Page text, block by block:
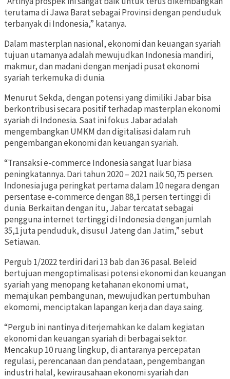
terutama di Jawa Barat sebagai Provinsi dengan penduduk
terbanyak di Indonesia,” katanya.
Dalam masterplan nasional, ekonomi dan keuangan syariah
tujuan utamanya adalah mewujudkan Indonesia mandiri,
makmur, dan madani dengan menjadi pusat ekonomi
syariah terkemuka di dunia.
Menurut Sekda, dengan potensi yang dimiliki Jabar bisa
berkontribusi secara positif terhadap masterplan ekonomi
syariah di Indonesia. Saat ini fokus Jabar adalah
mengembangkan UMKM dan digitalisasi dalam ruh
pengembangan ekonomi dan keuangan syariah.
“Transaksi e-commerce Indonesia sangat luar biasa
peningkatannya. Dari tahun 2020 – 2021 naik 50,75 persen.
Indonesia juga peringkat pertama dalam 10 negara dengan
persentase e-commerce dengan 88,1 persen tertinggi di
dunia. Berkaitan dengan itu, Jabar tercatat sebagai
pengguna internet tertinggi di Indonesia dengan jumlah
35,1 juta penduduk, disusul Jateng dan Jatim,” sebut
Setiawan.
Pergub 1/2022 terdiri dari 13 bab dan 36 pasal. Beleid
bertujuan mengoptimalisasi potensi ekonomi dan keuangan
syariah yang menopang ketahanan ekonomi umat,
memajukan pembangunan, mewujudkan pertumbuhan
ekomomi, menciptakan lapangan kerja dan daya saing.
“Pergub ini nantinya diterjemahkan ke dalam kegiatan
ekonomi dan keuangan syariah di berbagai sektor.
Mencakup 10 ruang lingkup, di antaranya percepatan
regulasi, perencanaan dan pendataan, pengembangan
industri halal, kewirausahaan ekonomi syariah dan